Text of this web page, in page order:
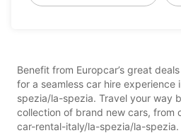
Benefit from Europcar’s great
for a seamless car hire experience
spezia/la-spezia. Travel your way
collection of brand new cars, from
car-rental-italy/la-spezia/la-